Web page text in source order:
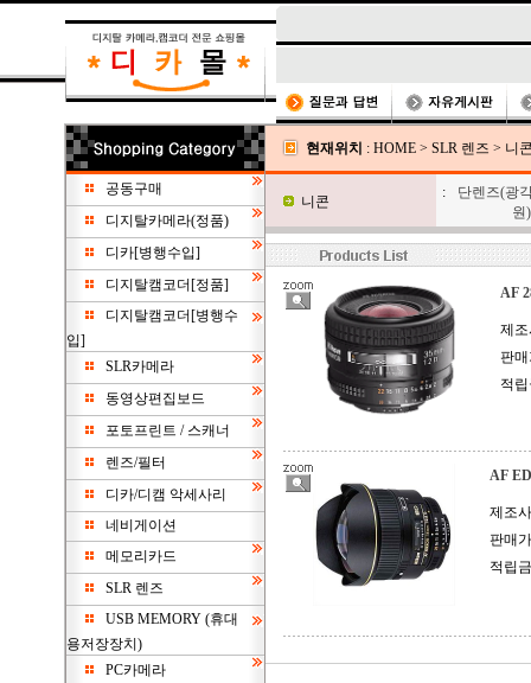
공동구매
디지탈카메라(정품)
디카[병행수입]
디지탈캠코더[정품]
디지탈캠코더[병행수
입]
SLR카메라
동영상편집보드
포토프린트 / 스캐너
렌즈/필터
디카/디캠 악세사리
네비게이션
메모리카드
SLR 렌즈
USB MEMORY (휴대
용저장장치)
PC카메라
현재위치 : HOME > SLR 렌즈 > 니
니콘
:
단렌즈(광
원)
AF
제조
판
적
AF
제조
판매
적립